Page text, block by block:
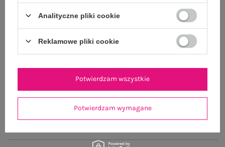
Zamów w ciągu04:06:09 sek.,
a wyślemyjeszcze dzisiaj!
Analityczne pliki cookie
Reklamowe pliki cookie
Potwierdzam wymagane
Potwierdzam wszystkie